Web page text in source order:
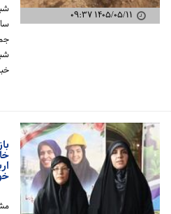
۱۴۰۵/۰۵/۱۱ ۰۹:۳۷